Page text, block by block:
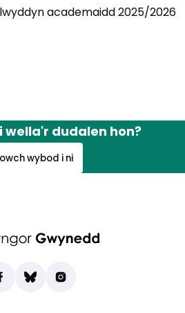
academaidd 2025/2026
wella'r dudalen hon?
wybod i ni
o hyd i ni ar Facebook
agor mewn tab newydd)
Bluesky
(yn agor mewn tab newydd)
Instagram
(yn agor mewn tab